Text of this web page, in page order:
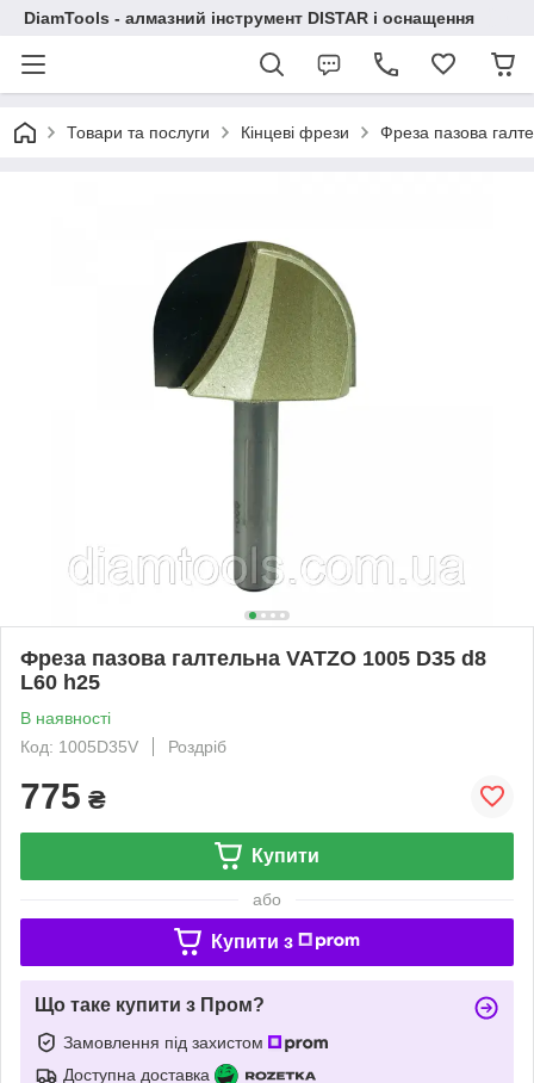
DiamTools - алмазний інструмент DISTAR і оснащення
Товари та послуги Кінцеві фрези Фреза пазова
Фреза пазова галтельна VATZO 1005 D35 d8
L60 h25
В наявності
Код: 1005D35V
Роздріб
775 ₴
Купити
або
Купити з
Що таке купити з Пром?
Замовлення під захистом
Доступна доставка